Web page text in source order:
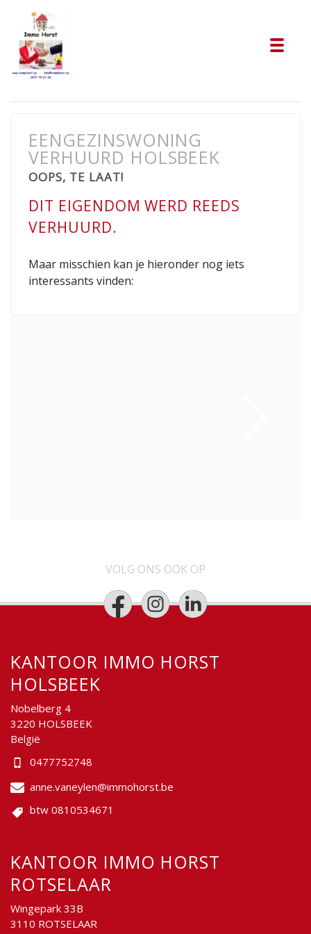
EENGEZINSWONING
VERHUURD HOLSBEEK
OOPS, TE LAAT!
DIT EIGENDOM WERD REEDS
VERHUURD.
Maar misschien kan je hieronder nog iets
interessants vinden:
VOLG ONS OOK OP
KANTOOR IMMO HORST
HOLSBEEK
Nobelberg 4
3220 HOLSBEEK
België
0477752748
anne.vaneylen@immohorst.be
btw 0810534671
KANTOOR IMMO HORST
ROTSELAAR
Wingepark 33B
3110 ROTSELAAR